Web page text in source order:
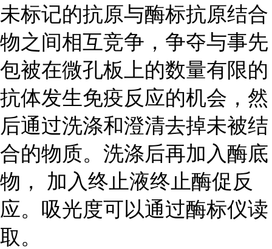
未标记的抗原与酶标抗原结合
物之间相互竞争，争夺与事先
包被在微孔板上的数量有限的
抗体发生免疫反应的机会，然
后通过洗涤和澄清去掉未被结
合的物质。洗涤后再加入酶底
物， 加入终止液终止酶促反
应。吸光度可以通过酶标仪读
取。